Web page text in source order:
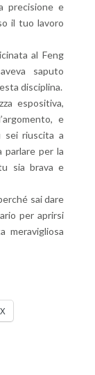
precisione e
il tuo lavoro
al Feng
saputo
disciplina.
espositiva,
e
sei riuscita a
parlare per la
sia brava e
sai dare
per aprirsi
meravigliosa
X